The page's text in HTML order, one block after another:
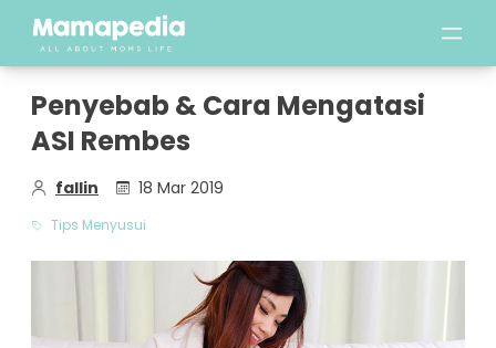
Penyebab & Cara Mengatasi
ASI Rembes
fallin 18 Mar 2019
Tips Menyusui